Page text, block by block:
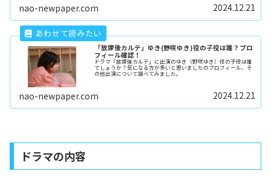
nao-newpaper.com 2024.12.21
「放課後カルテ」ゆき(野咲ゆき)役の子役は誰？プロ
フィール確認！
ドラマ「放課後カルテ」に出演のゆき（野咲ゆき）役の子役は誰
でしょうか？気になる方が多いと思いましたのプロフィール、そ
の他出演について調べてみました。
nao-newpaper.com 2024.12.21
ドラマの内容